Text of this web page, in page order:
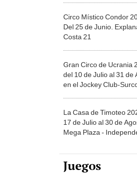
Circo Místico Condor
Del 25 de Junio.
Costa 21
Gran Circo de Ucrania
del 10 de Julio al 31 de
en el Jockey Club-
La Casa de Timoteo
17 de Julio al 30 de
Mega Plaza -
Juegos